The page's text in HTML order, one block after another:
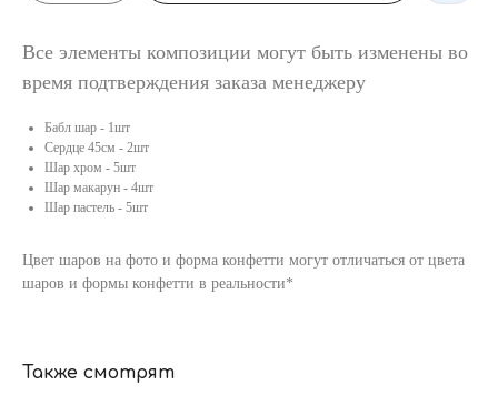
Все элементы композиции могут быть изменены во
время подтверждения заказа менеджеру
Бабл шар - 1шт
Сердце 45см - 2шт
Шар хром - 5шт
Шар макарун - 4шт
Шар пастель - 5шт
Цвет шаров на фото и форма конфетти могут отличаться от цвета
шаров и формы конфетти в реальности*
Также смотрят